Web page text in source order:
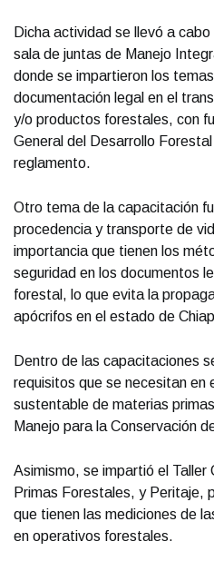
Dicha actividad se llevó a
sala de juntas de Manejo
donde se impartieron los
documentación legal en el
y/o productos forestales, con
General del Desarrollo
reglamento.
Otro tema de la capacitación
procedencia y transporte de
importancia que tienen los
seguridad en los documentos
forestal, lo que evita la
apócrifos en el estado de
Dentro de las capacitaciones
requisitos que se necesitan en
sustentable de materias
Manejo para la Conservación
Asimismo, se impartió el Taller
Primas Forestales, y Peritaje,
que tienen las mediciones de
en operativos forestales.